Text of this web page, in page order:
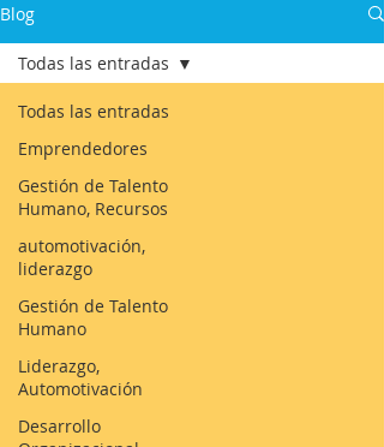
Blog
Todas las entradas
Emprendedores
Gestión de Talento
Humano, Recursos
automotivación,
liderazgo
Gestión de Talento
Humano
Liderazgo,
Automotivación
Desarrollo
Todas las entradas